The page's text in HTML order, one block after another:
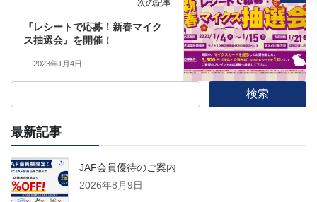
次の記事
『レシートで応募！新春マイク
ス抽選会』を開催！
2023年1月4日
検索
最新記事
JAF会員優待のご案内
2026年8月9日